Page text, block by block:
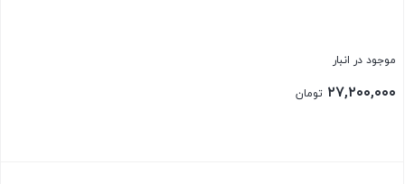
موجود در انبار
۲۷,۲۰۰,۰۰۰ تومان